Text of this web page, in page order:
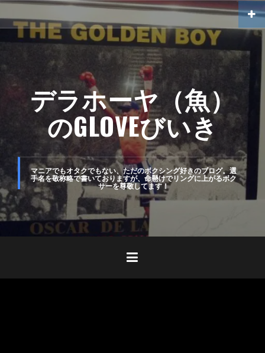
ン
ン
キ
プ
デラホーヤ（魚）
のGLOVEびいき
マニアでもオタクでもない、ただのボクシング好きのブログ。選
手名を敬称略で書いておりますが、命懸けでリングに上がるボク
サーを尊敬してます！